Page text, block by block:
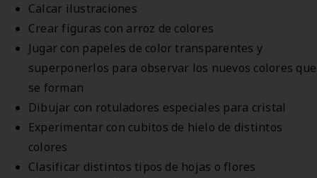
Calcar ilustraciones
Crear figuras con arroz de colores
Jugar con papeles de color transparentes y
superponerlos para observar los nuevos colores que
se forman
Dibujar con rotuladores especiales para cristal
Experimentar con cubitos de hielo de distintos
colores
Clasificar distintos tipos de hojas o flores